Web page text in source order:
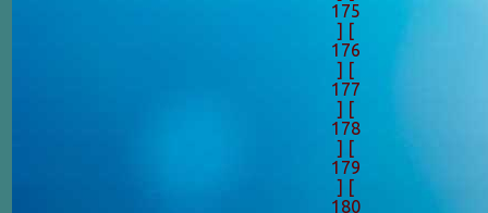
175
] [
176
] [
177
] [
178
] [
179
] [
180